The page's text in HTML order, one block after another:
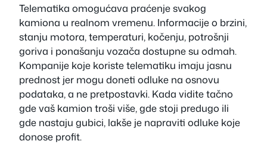
Telematika omogućava praćenje svakog
kamiona u realnom vremenu. Informacije o brzini,
stanju motora, temperaturi, kočenju, potrošnji
goriva i ponašanju vozača dostupne su odmah.
Kompanije koje koriste telematiku imaju jasnu
prednost jer mogu doneti odluke na osnovu
podataka, a ne pretpostavki. Kada vidite tačno
gde vaš kamion troši više, gde stoji predugo ili
gde nastaju gubici, lakše je napraviti odluke koje
donose profit.